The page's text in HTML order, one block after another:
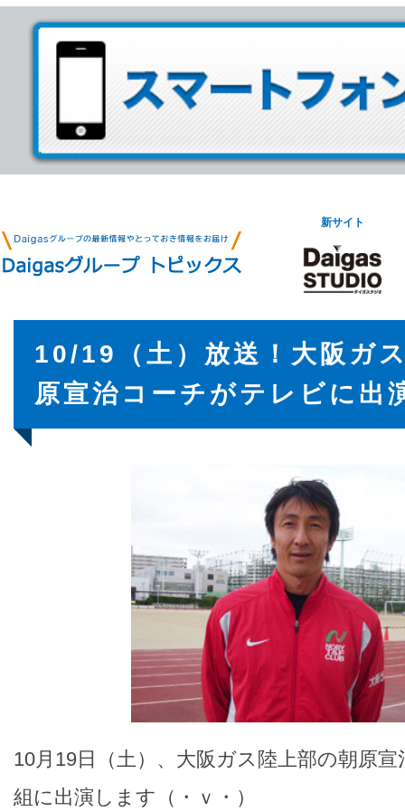
新サイト
10/19（土）放送！大阪ガ
原宣治コーチがテレビに
10月19日（土）、大阪ガス陸上部の朝原
組に出演します（・ｖ・）